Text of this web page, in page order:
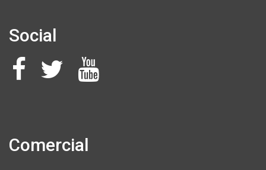
Social
Comercial